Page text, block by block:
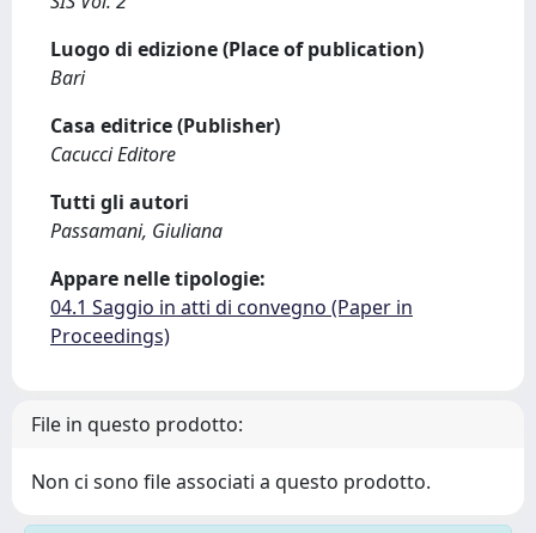
Luogo di edizione (Place of publication)
Bari
Casa editrice (Publisher)
Cacucci Editore
Tutti gli autori
Passamani, Giuliana
Appare nelle tipologie:
04.1 Saggio in atti di convegno (Paper in
Proceedings)
File in questo prodotto:
Non ci sono file associati a questo prodotto.